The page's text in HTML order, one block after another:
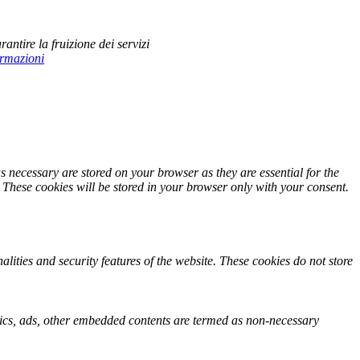
la fruizione dei servizi
are stored on your browser as they are essential for the
cookies will be stored in your browser only with your consent.
and security features of the website. These cookies do not store
ads, other embedded contents are termed as non-necessary